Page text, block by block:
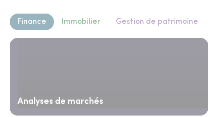
Finance Immobilier Gestion de patrimoine
Analyses de marchés